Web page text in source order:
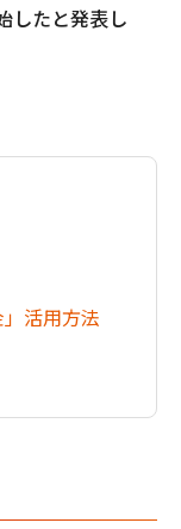
したと発表し
活用方法